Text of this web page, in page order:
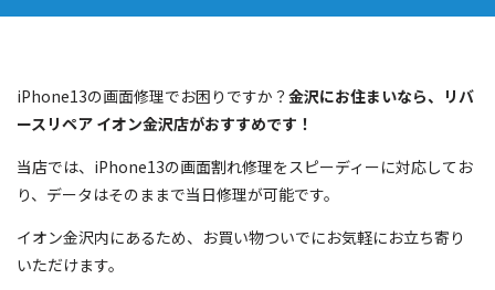
iPhone13の画面修理でお困りですか？金沢にお住まいなら、リバ
ースリペア イオン金沢店がおすすめです！
当店では、iPhone13の画面割れ修理をスピーディーに対応してお
り、データはそのままで当日修理が可能です。
イオン金沢内にあるため、お買い物ついでにお気軽にお立ち寄り
いただけます。